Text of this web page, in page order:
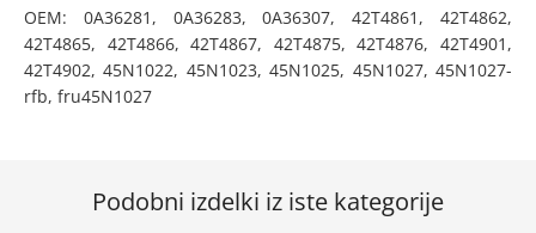
OEM: 0A36281, 0A36283, 0A36307, 42T4861, 42T4862,
42T4865, 42T4866, 42T4867, 42T4875, 42T4876, 42T4901,
42T4902, 45N1022, 45N1023, 45N1025, 45N1027, 45N1027-
rfb, fru45N1027
Podobni izdelki iz iste kategorije